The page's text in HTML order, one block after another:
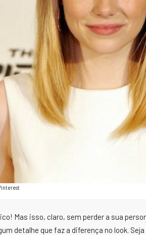
Mas isso, claro, sem perder a sua
detalhe que faz a diferença no look.